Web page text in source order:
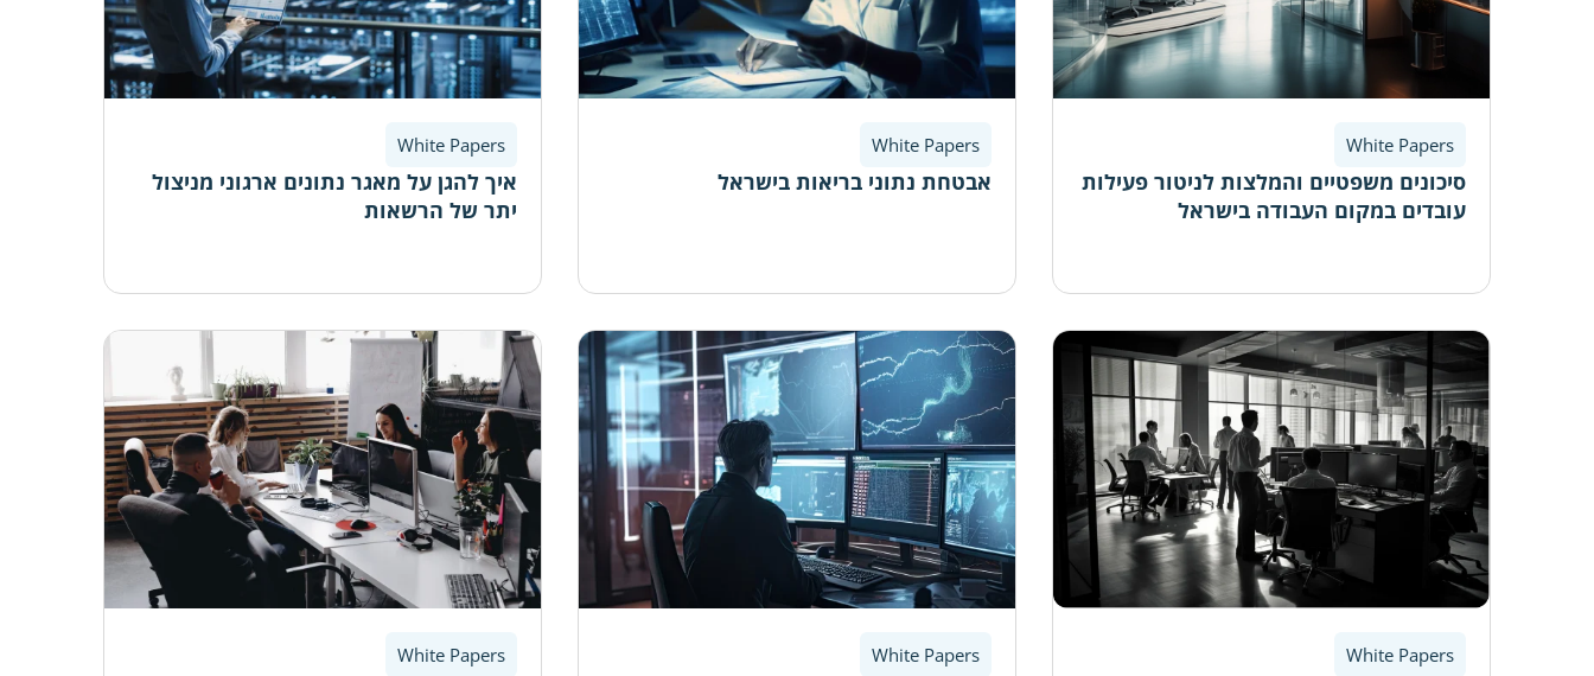
White Papers
סיכונים משפטיים והמלצות לניטור פעילות
עובדים במקום העבודה בישראל
White Papers
אבטחת נתוני בריאות בישראל
White Papers
איך להגן על מאגר נתונים ארגוני מניצול
יתר של הרשאות
White Papers
White Papers
White Papers